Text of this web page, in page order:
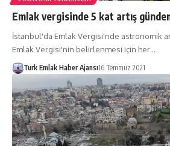
Emlak vergisinde 5 kat artış
İstanbul'da Emlak Vergisi'nde astronomik
Emlak Vergisi'nin belirlenmesi için her…
Turk Emlak Haber Ajansı16 Temmuz 2021